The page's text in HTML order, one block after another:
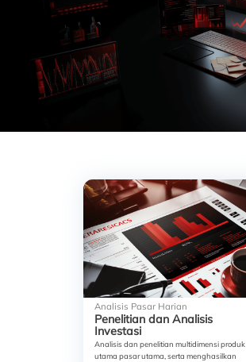
Analisis Pasar Harian
Penelitian dan Analisis
Investasi
Analisis dan penelitian multidimensi produk
utama pasar utama, serta menghasilkan